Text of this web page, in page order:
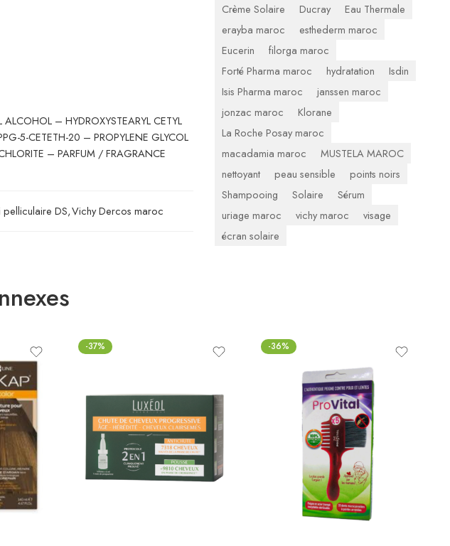
– HYDROXYSTEARYL CETYL
5-CETETH-20 – PROPYLENE GLYCOL
– PARFUM / FRAGRANCE
DS,Vichy Dercos maroc
Crème Solaire
Ducray
Eau Thermale
erayba maroc
esthederm maroc
Eucerin
filorga maroc
Forté Pharma maroc
hydratation
Isdin
Isis Pharma maroc
janssen maroc
jonzac maroc
Klorane
La Roche Posay maroc
macadamia maroc
MUSTELA MAROC
nettoyant
peau sensible
points noirs
Shampooing
Solaire
Sérum
uriage maroc
vichy maroc
visage
écran solaire
-37% -36%